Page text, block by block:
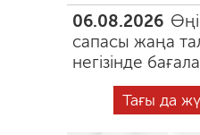
06.08.2026
сапасы жаңа
негізінде
Тағы да